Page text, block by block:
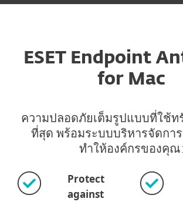
ESET Endpoint
for Mac
ความปลอดภัยเต็มรูปแบบที่ใช้ท
ที่สุด พร้อมระบบบริหารจัดกา
ทำให้องค์กรของคุณ:
Protect
against